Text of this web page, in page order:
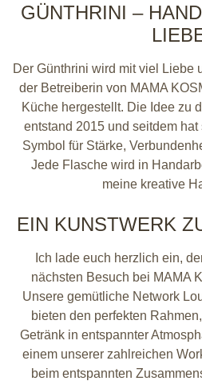
GÜNTHRINI –
Der Günthrini wird mit viel Liebe
der Betreiberin von MAMA
Küche hergestellt. Die Idee zu
entstand 2015 und seitdem
Symbol für Stärke,
Jede Flasche wird in
meine kreative
EIN KUNSTWERK
Ich lade euch herzlich ein,
nächsten Besuch bei MAMA
Unsere gemütliche Network
bieten den perfekten
Getränk in entspannter
einem unserer zahlreichen
beim entspannten